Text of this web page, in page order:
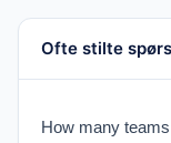
Ofte stilte
How many